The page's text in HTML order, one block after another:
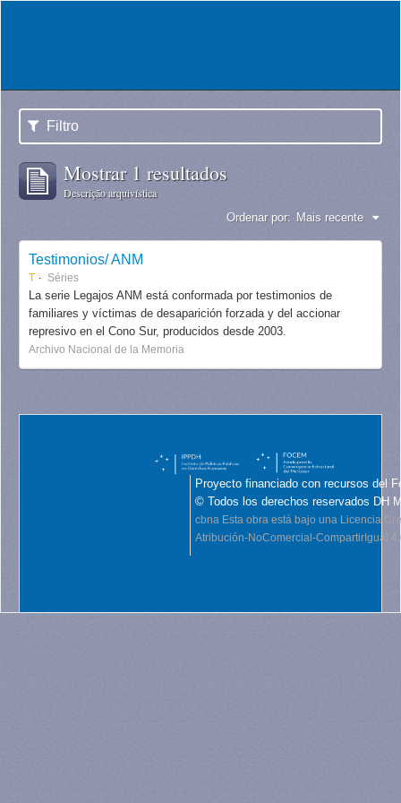
Filtro
Mostrar 1 resultados
Descrição arquivística
Ordenar por: Mais recente
Testimonios/ ANM
T Séries
La serie Legajos ANM está conformada por testimonios de
familiares y víctimas de desaparición forzada y del accionar
represivo en el Cono Sur, producidos desde 2003.
Archivo Nacional de la Memoria
Proyecto financiado con recursos del
© Todos los derechos reservados DH
cbna Esta obra está bajo una Licencia
Atribución-NoComercial-CompartirIgual